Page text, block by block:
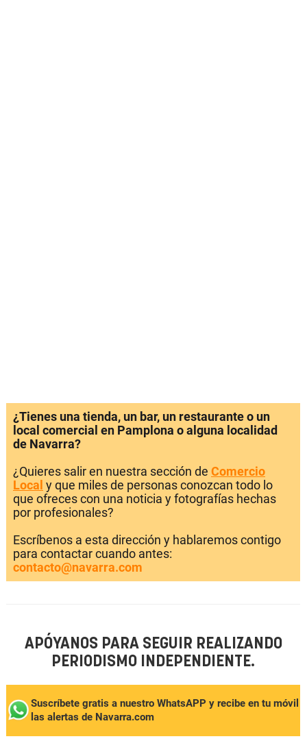
¿Tienes una tienda, un bar, un restaurante o un
local comercial en Pamplona o alguna localidad
de Navarra?
¿Quieres salir en nuestra sección de Comercio
Local y que miles de personas conozcan todo lo
que ofreces con una noticia y fotografías hechas
por profesionales?
Escríbenos a esta dirección y hablaremos contigo
para contactar cuando antes:
contacto@navarra.com
APÓYANOS PARA SEGUIR REALIZANDO
PERIODISMO INDEPENDIENTE.
Suscríbete gratis a nuestro WhatsAPP y recibe en tu móvil
las alertas de Navarra.com